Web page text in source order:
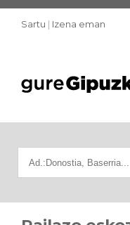
Sartu | Izena eman